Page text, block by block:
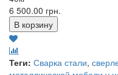
6 500.00 грн.
Теги: Сварка стали,